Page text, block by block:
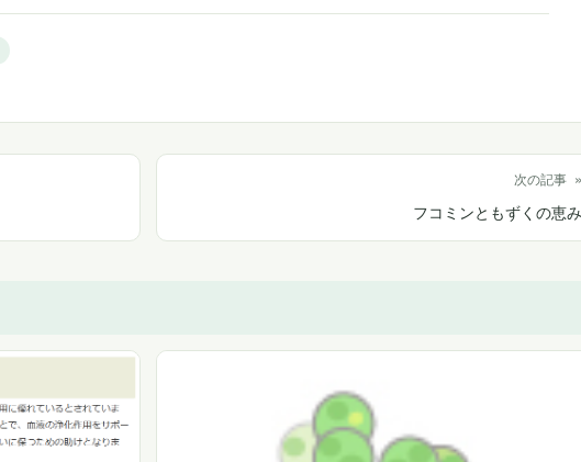
次の記事 »
フコミンともずくの恵み